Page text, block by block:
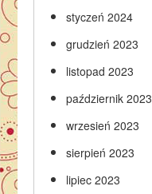
styczeń 2024
grudzień 2023
listopad 2023
październik 2023
wrzesień 2023
sierpień 2023
lipiec 2023